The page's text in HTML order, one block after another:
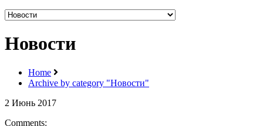
Новости
Home
Archive by category "Новости"
2 Июнь 2017
Comments: